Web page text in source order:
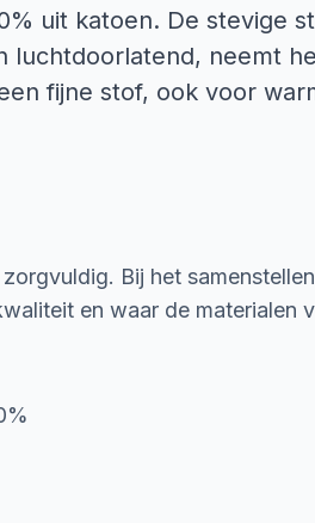
uit katoen. De stevige
luchtdoorlatend, neemt
fijne stof, ook voor
Bij het
en waar de materialen